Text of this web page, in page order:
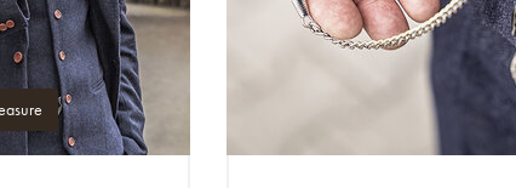
Goede pet. Zit goed.
Very happy with my